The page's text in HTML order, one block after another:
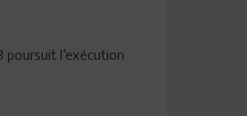
poursuit l’exécution